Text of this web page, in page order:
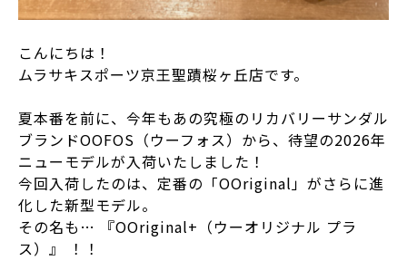
こんにちは！
ムラサキスポーツ京王聖蹟桜ヶ丘店です。
夏本番を前に、今年もあの究極のリカバリーサンダル
ブランドOOFOS（ウーフォス）から、待望の2026年
ニューモデルが入荷いたしました！
今回入荷したのは、定番の「OOriginal」がさらに進
化した新型モデル。
その名も… 『OOriginal+（ウーオリジナル プラ
ス）』 ！！